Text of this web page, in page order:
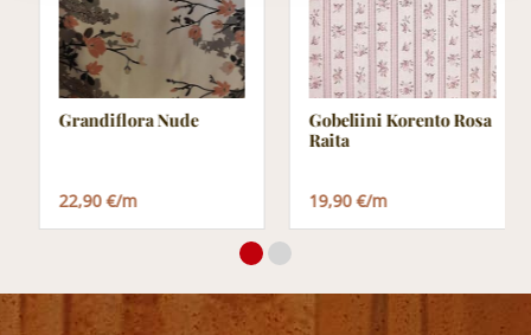
Grandiflora Nude
22,90 €/m
Gobeliini Korento Rosa
Raita
19,90 €/m